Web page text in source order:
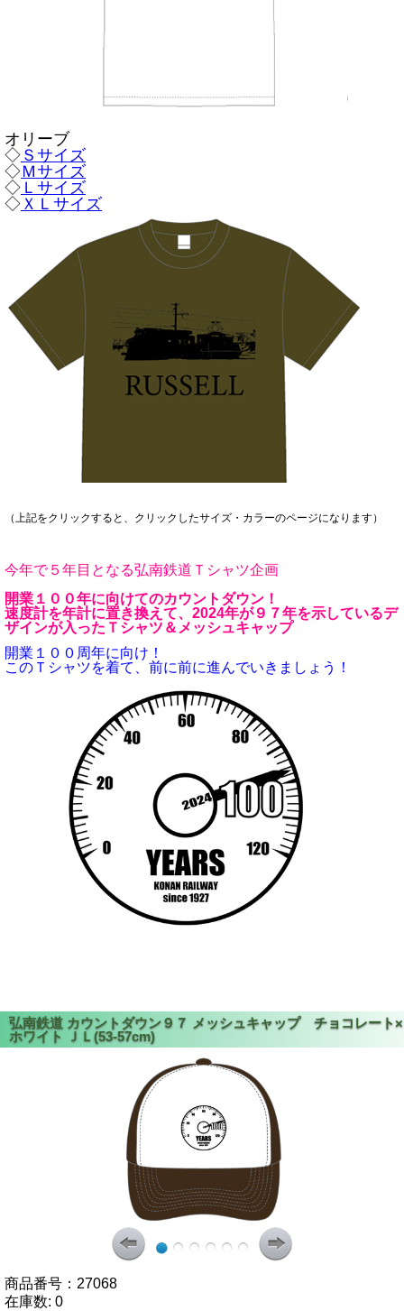
オリーブ
◇ Ｓサイズ
◇Ｍサイズ
◇ Ｌサイズ
◇ ＸＬサイズ
（上記をクリックすると、クリックしたサイズ・カラーのページになります）
今年で５年目となる弘南鉄道Ｔシャツ企画
開業１００年に向けてのカウントダウン！
速度計を年計に置き換えて、2024年が９７年を示しているデ
ザインが入ったＴシャツ＆メッシュキャップ
開業１００周年に向け！
このＴシャツを着て、前に前に進んでいきましょう！
商品番号： 27068
在庫数: 0